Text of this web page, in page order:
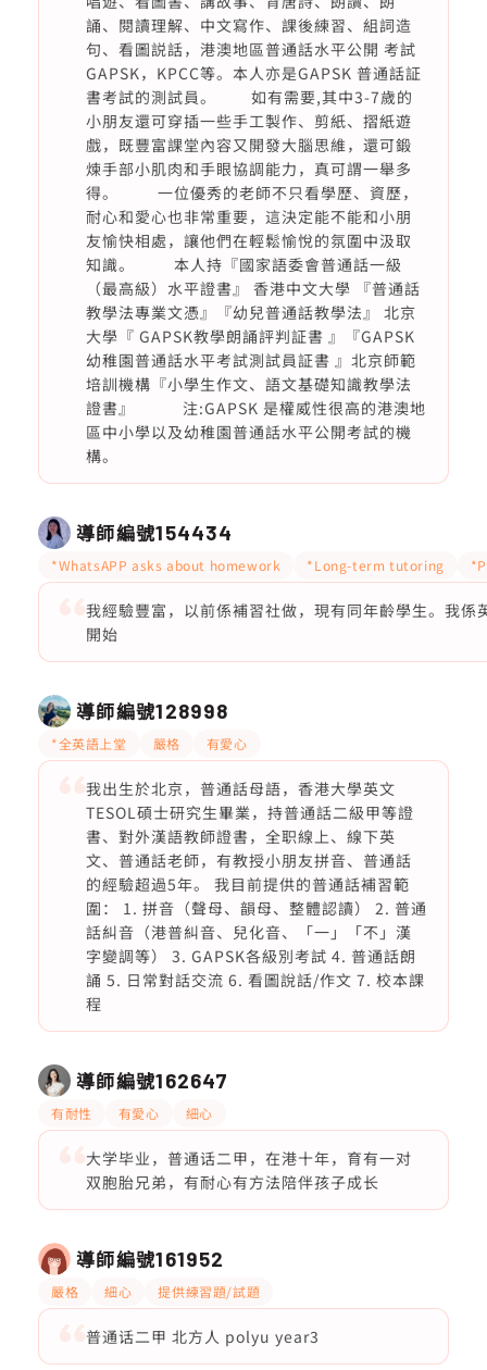
誦、閱讀理解、中文寫作、課後練習、組詞造
句、看圖説話，港澳地區普通話水平公開 考試
GAPSK，KPCC等。本人亦是GAPSK 普通話証
書考試的測試員。 如有需要,其中3-7歲的
小朋友還可穿插一些手工製作、剪紙、摺紙遊
戲，既豐富課堂內容又開發大腦思維，還可鍛
煉手部小肌肉和手眼協調能力，真可謂一舉多
得。 一位優秀的老師不只看學歷、資歷，
耐心和愛心也非常重要，這決定能不能和小朋
友愉快相處，讓他們在輕鬆愉悅的氛圍中汲取
知識。 本人持『國家語委會普通話一級
（最高級）水平證書』 香港中文大學 『普通話
教學法專業文憑』『幼兒普通話教學法』 北京
大學『 GAPSK教學朗誦評判証書 』『GAPSK
幼稚園普通話水平考試測試員証書 』北京師範
培訓機構『小學生作文、語文基礎知識教學法
證書』 注:GAPSK 是權威性很高的港澳地
區中小學以及幼稚園普通話水平公開考試的機
構。
導師編號154434
*WhatsAPP asks about homework *Long-term tutoring
我經驗豐富，以前係補習社做，現有同年齡學生。我係
開始
導師編號128998
*全英語上堂 嚴格 有愛心
我出生於北京，普通話母語，香港大學英文
TESOL碩士研究生畢業，持普通話二級甲等證
書、對外漢語教師證書，全职線上、線下英
文、普通話老師，有教授小朋友拼音、普通話
的經驗超過5年。 我目前提供的普通話補習範
圍： 1. 拼音（聲母、韻母、整體認讀） 2. 普通
話糾音（港普糾音、兒化音、「一」「不」漢
字變調等） 3. GAPSK各級別考試 4. 普通話朗
誦 5. 日常對話交流 6. 看圖說話/作文 7. 校本課
程
導師編號162647
有耐性 有愛心 細心
大学毕业，普通话二甲，在港十年，育有一对
双胞胎兄弟，有耐心有方法陪伴孩子成长
導師編號161952
嚴格 細心 提供練習題/試題
普通话二甲 北方人 polyu year3